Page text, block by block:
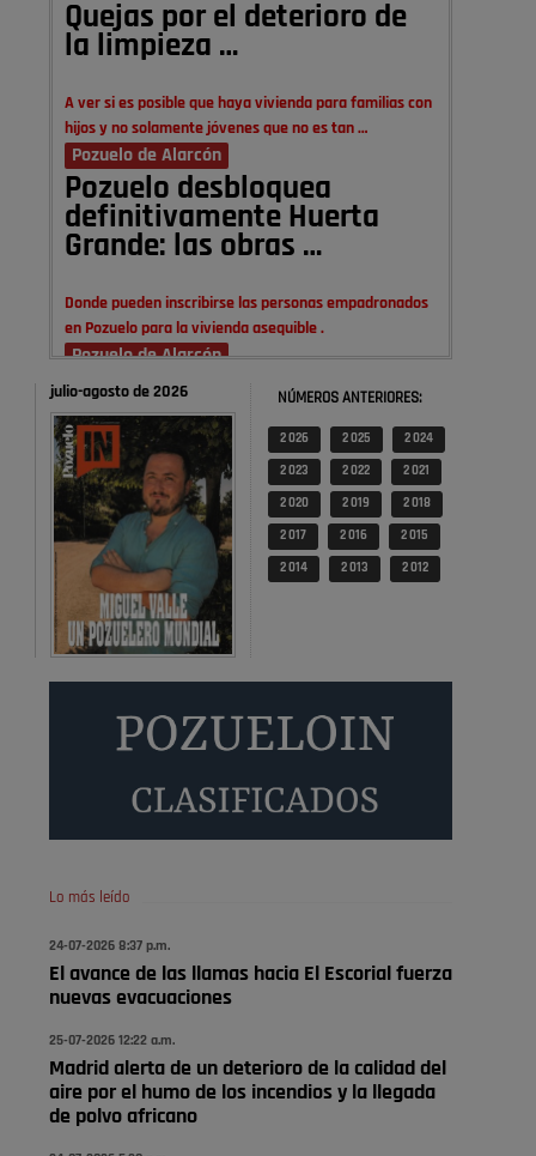
Quejas por el deterioro de
la limpieza …
A ver si es posible que haya vivienda para familias con
hijos y no solamente jóvenes que no es tan …
Pozuelo de Alarcón
Pozuelo desbloquea
definitivamente Huerta
Grande: las obras …
Donde pueden inscribirse las personas empadronados
en Pozuelo para la vivienda asequible .
Pozuelo de Alarcón
Pozuelo desbloquea
definitivamente Huerta
Grande: las obras …
También pienso que si no fuéramos tan sucios no haría
falta denunciar nada
Pozuelo de Alarcón
Quejas por el deterioro de
la limpieza …
Pozuelo de Alarcón
🔴 EXCLUSIVA | El comisario
de la …
😆Durán menos qué un caramelo en la puerta de un
Pozuelo de Alarcón
🔴 EXCLUSIVA | El comisario
de la …
Pozuelo de Alarcón
🔴 EXCLUSIVA | El comisario
de la …
julio-agosto de 2026 NÚMEROS ANTERIORES:
2 026 2 025 2 024
2 023 2 022 2 021
2 020 2 019 2 018
2 017 2 016 2 015
2 014 2 013 2 012
Lo más leído
24-07-2026 8:37 p.m.
El avance de las llamas hacia El Escorial fuerza
nuevas evacuaciones
25-07-2026 12:22 a.m.
Madrid alerta de un deterioro de la calidad del
aire por el humo de los incendios y la llegada
de polvo africano